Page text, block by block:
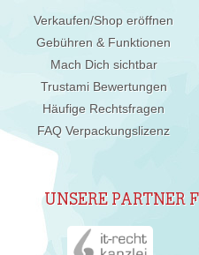
Verkaufen/Shop eröffnen
Gebühren & Funktionen
Mach Dich sichtbar
Trustami Bewertungen
Häufige Rechtsfragen
FAQ Verpackungslizenz
UNSERE PARTNER